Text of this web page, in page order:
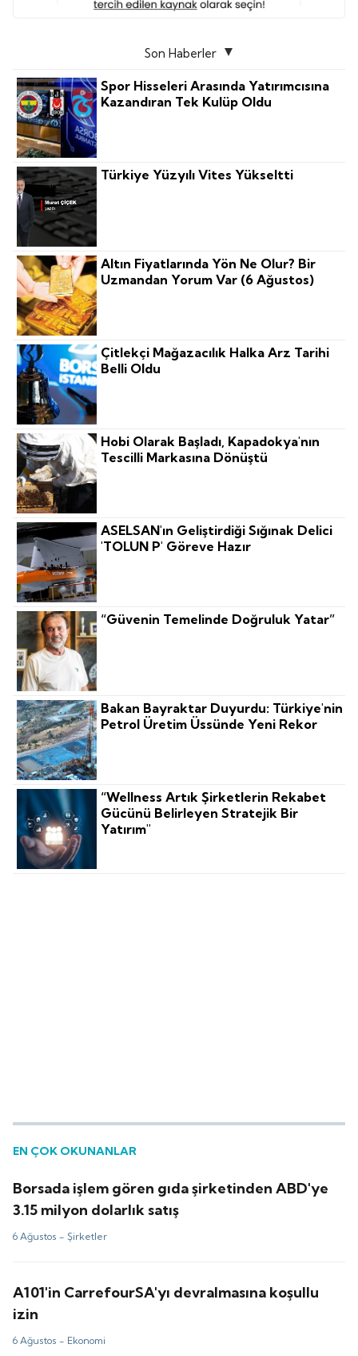
Son Haberler
Spor Hisseleri Arasında Yatırımcısına
Kazandıran Tek Kulüp Oldu
Türkiye Yüzyılı Vites Yükseltti
Altın Fiyatlarında Yön Ne Olur? Bir
Uzmandan Yorum Var (6 Ağustos)
Çitlekçi Mağazacılık Halka Arz Tarihi
Belli Oldu
Hobi Olarak Başladı, Kapadokya'nın
Tescilli Markasına Dönüştü
ASELSAN'ın Geliştirdiği Sığınak Delici
'TOLUN P' Göreve Hazır
“Güvenin Temelinde Doğruluk Yatar”
Bakan Bayraktar Duyurdu: Türkiye'nin
Petrol Üretim Üssünde Yeni Rekor
“Wellness Artık Şirketlerin Rekabet
Gücünü Belirleyen Stratejik Bir
Yatırım"
EN ÇOK OKUNANLAR
Borsada işlem gören gıda şirketinden ABD'ye
3.15 milyon dolarlık satış
6 Ağustos - Şirketler
A101'in CarrefourSA'yı devralmasına koşullu
izin
6 Ağustos - Ekonomi